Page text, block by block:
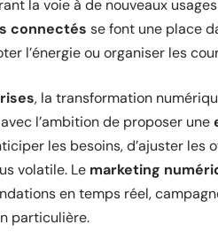
la voie à de nouveaux
connectés se font une place
l’énergie ou organiser les
, la transformation
l’ambition de proposer une
les besoins, d’ajuster les
volatile. Le marketing
en temps réel,
particulière.